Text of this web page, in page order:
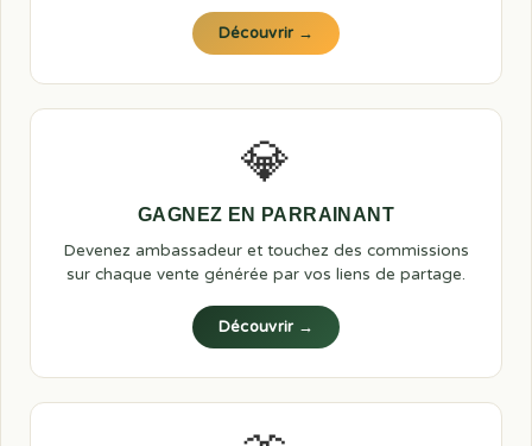
Découvrir →
💎
GAGNEZ EN PARRAINANT
Devenez ambassadeur et touchez des commissions
sur chaque vente générée par vos liens de partage.
Découvrir →